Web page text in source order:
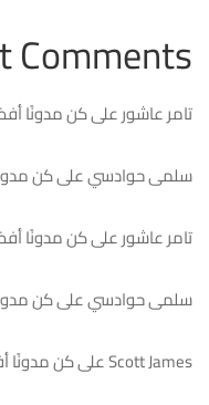
Comments
تامر عاشورعلىكن مدونًا
سلمى حوادسيعلىكن
تامر عاشورعلىكن مدونًا
سلمى حوادسيعلىكن
Scott Jamesعلىكن مدونًا